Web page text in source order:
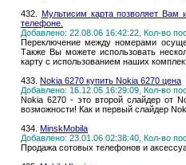
432. Мультисим карта позволяет
телефоне.
Добавлено: 22.08.06 16:42:22, Кол-во
Переключение между номерами
Также Вы можете использовать
карту с использованием наших
433. Nokia 6270 купить Nokia 6270 цена
Добавлено: 16.12.05 16:29:09, Кол-во
Nokia 6270 - это второй слайдер от
возможности! Как и первый слайдер
434. MinskMobila
Добавлено: 23.01.06 02:38:40, Кол-во
Продажа сотовых телефонов и